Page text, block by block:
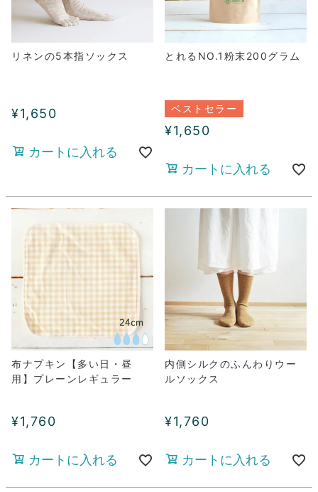
リネンの5本指ソックス
¥1,650
カートに入れる
とれるNO.1粉末200グラム
ベストセラー
¥1,650
カートに入れる
布ナプキン【多い日・昼
用】プレーンレギュラー
¥1,760
カートに入れる
内側シルクのふんわりウー
ルソックス
¥1,760
カートに入れる